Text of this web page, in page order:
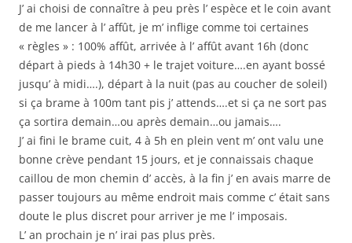
J’ ai choisi de connaître à peu près l’ espèce et le coin avant
de me lancer à l’ affût, je m’ inflige comme toi certaines
« règles » : 100% affût, arrivée à l’ affût avant 16h (donc
départ à pieds à 14h30 + le trajet voiture….en ayant bossé
jusqu’ à midi….), départ à la nuit (pas au coucher de soleil)
si ça brame à 100m tant pis j’ attends….et si ça ne sort pas
ça sortira demain…ou après demain…ou jamais….
J’ ai fini le brame cuit, 4 à 5h en plein vent m’ ont valu une
bonne crève pendant 15 jours, et je connaissais chaque
caillou de mon chemin d’ accès, à la fin j’ en avais marre de
passer toujours au même endroit mais comme c’ était sans
doute le plus discret pour arriver je me l’ imposais.
L’ an prochain je n’ irai pas plus près.